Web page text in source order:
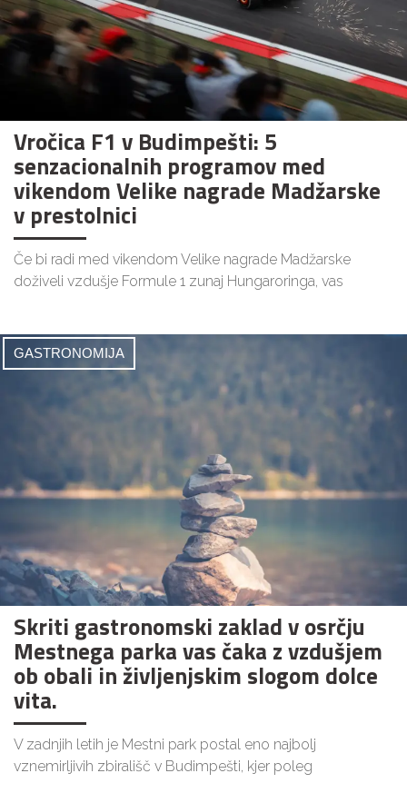
Vročica F1 v Budimpešti: 5
senzacionalnih programov med
vikendom Velike nagrade Madžarske
v prestolnici
Če bi radi med vikendom Velike nagrade Madžarske
doživeli vzdušje Formule 1 zunaj Hungaroringa, vas
GASTRONOMIJA
Skriti gastronomski zaklad v osrčju
Mestnega parka vas čaka z vzdušjem
ob obali in življenjskim slogom dolce
vita.
V zadnjih letih je Mestni park postal eno najbolj
vznemirljivih zbirališč v Budimpešti, kjer poleg